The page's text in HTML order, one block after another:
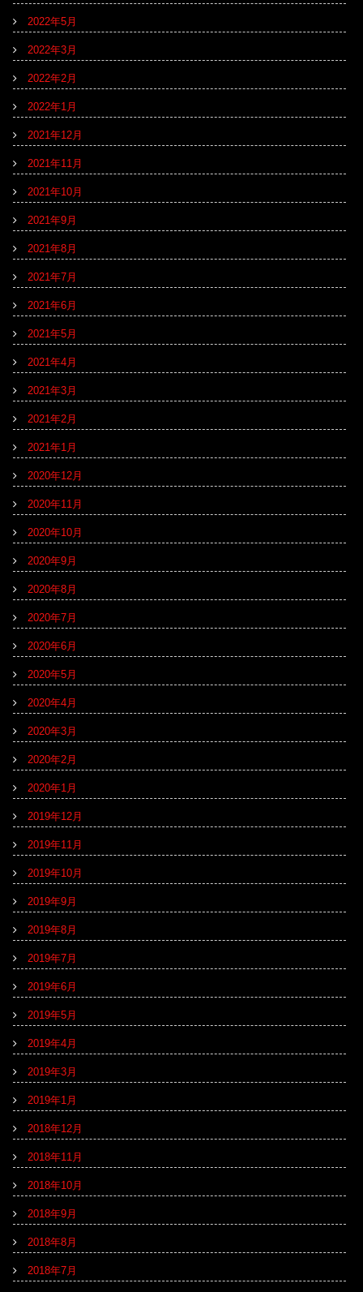
2022年5月
2022年3月
2022年2月
2022年1月
2021年12月
2021年11月
2021年10月
2021年9月
2021年8月
2021年7月
2021年6月
2021年5月
2021年4月
2021年3月
2021年2月
2021年1月
2020年12月
2020年11月
2020年10月
2020年9月
2020年8月
2020年7月
2020年6月
2020年5月
2020年4月
2020年3月
2020年2月
2020年1月
2019年12月
2019年11月
2019年10月
2019年9月
2019年8月
2019年7月
2019年6月
2019年5月
2019年4月
2019年3月
2019年1月
2018年12月
2018年11月
2018年10月
2018年9月
2018年8月
2018年7月